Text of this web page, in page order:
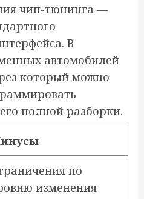
чип-тюнинга —
В
автомобилей
который можно
полной разборки.
по
изменения